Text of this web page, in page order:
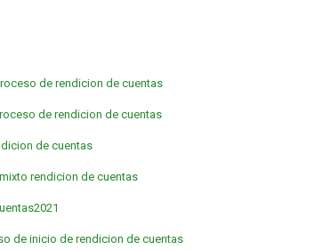
de rendicion de cuentas
de rendicion de cuentas
de cuentas
rendicion de cuentas
de inicio de rendicion de cuentas